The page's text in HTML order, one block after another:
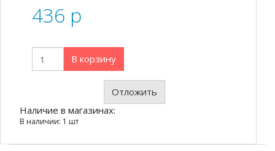
436 p
В корзину
Отложить
Наличие в магазинах:
В наличии: 1 шт